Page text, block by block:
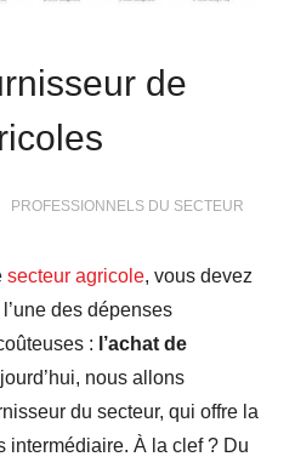
de
PROFESSIONNELS DU SECTEUR
secteur agricole, vous devez
des dépenses
: l’achat de
nous allons
du secteur, qui offre la
intermédiaire. À la clef ? Du